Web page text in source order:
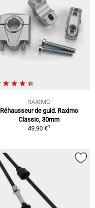
RAXIMO
Réhausseur de guid. Raximo
Classic, 30mm
49,90 €1